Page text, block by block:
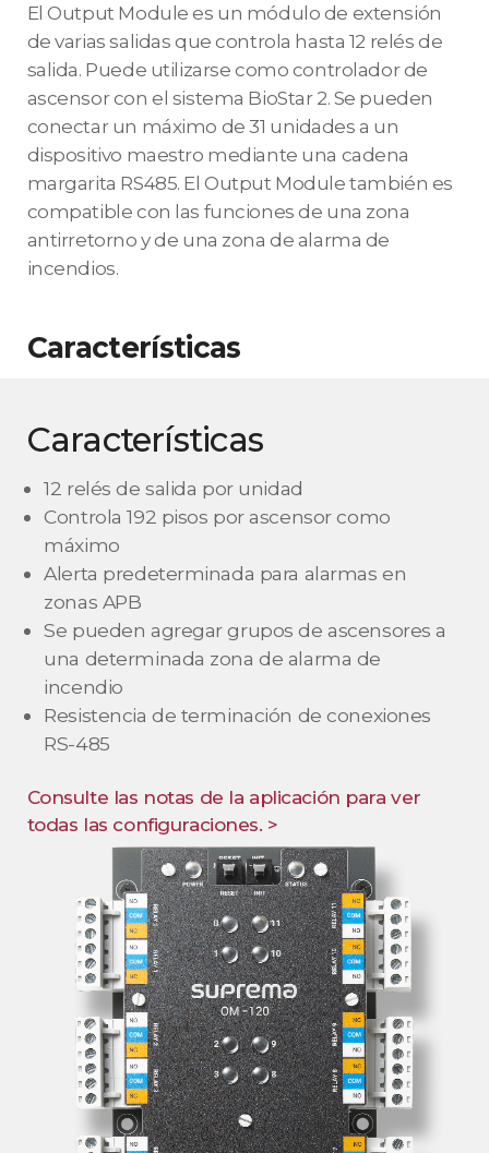
El Output Module es un módulo de extensión
de varias salidas que controla hasta 12 relés de
salida. Puede utilizarse como controlador de
ascensor con el sistema BioStar 2. Se pueden
conectar un máximo de 31 unidades a un
dispositivo maestro mediante una cadena
margarita RS485. El Output Module también es
compatible con las funciones de una zona
antirretorno y de una zona de alarma de
incendios.
Características
Características
12 relés de salida por unidad
Controla 192 pisos por ascensor como
máximo
Alerta predeterminada para alarmas en
zonas APB
Se pueden agregar grupos de ascensores a
una determinada zona de alarma de
incendio
Resistencia de terminación de conexiones
RS-485
Consulte las notas de la aplicación para ver
todas las configuraciones. >